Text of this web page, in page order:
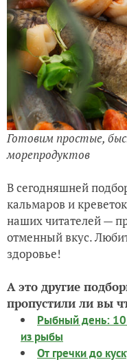
Готовим простые,
морепродуктов
В сегодняшней
кальмаров и
наших читателей —
отменный вкус.
здоровье!
А это другие
пропустили ли вы
Рыбный день: 10
из рыбы
От гречки до